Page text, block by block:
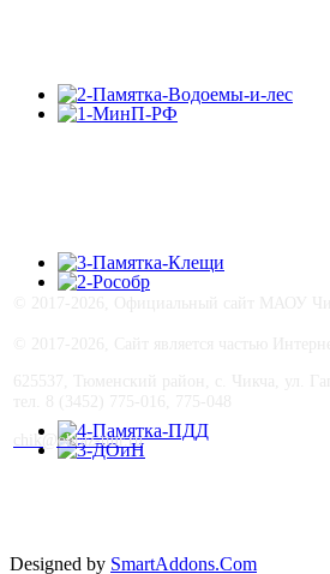
сhik@obraz-tmr.ru
Designed by SmartAddons.Com